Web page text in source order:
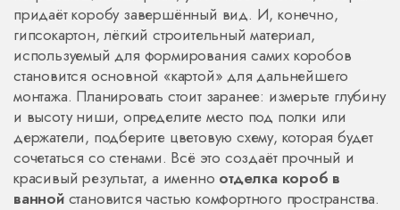
придаёт коробу завершённый вид. И, конечно,
гипсокартон,лёгкий строительный материал,
используемый для формирования самих коробов
становится основной «картой» для дальнейшего
монтажа. Планировать стоит заранее: измерьте глубину
и высоту ниши, определите место под полки или
держатели, подберите цветовую схему, которая будет
сочетаться со стенами. Всё это создаёт прочный и
красивый результат, а именно отделка короб в
ваннойстановится частью комфортного пространства.